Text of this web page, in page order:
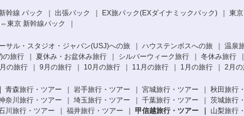
幹線 パック 出張パック EX旅パック(EXダイナミックパック)
東
東京 新幹線パック
サル・スタジオ・ジャパン(USJ)への旅 ハウステンボスへの旅
温泉
の旅行 夏休み・お盆休み旅行 シルバーウィーク旅行
冬休み旅行
の旅行 9月の旅行 10月の旅行 11月の旅行 1月の旅行 2月
青森旅行・ツアー 岩手旅行・ツアー 宮城旅行・ツアー
秋田旅行
奈川旅行・ツアー 埼玉旅行・ツアー 千葉旅行・ツアー
茨城旅行
川旅行・ツアー 福井旅行・ツアー 甲信越旅行・ツアー
山梨旅行